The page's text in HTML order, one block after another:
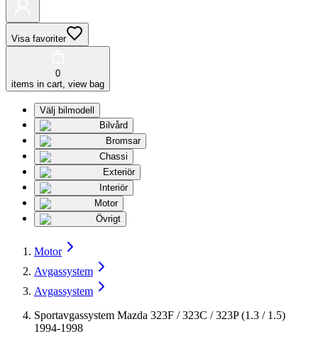
Visa favoriter
0
items in cart, view bag
Välj bilmodell
Bilvård
Bromsar
Chassi
Exteriör
Interiör
Motor
Övrigt
Motor
Avgassystem
Avgassystem
Sportavgassystem Mazda 323F / 323C / 323P (1.3 / 1.5)
1994-1998